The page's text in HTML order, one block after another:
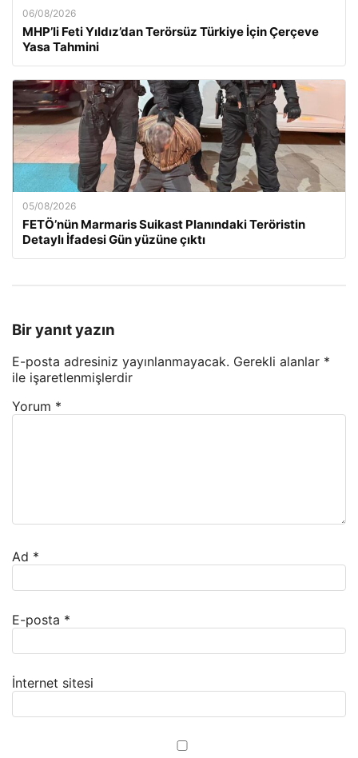
06/08/2026
MHP’li Feti Yıldız’dan Terörsüz Türkiye İçin Çerçeve
Yasa Tahmini
05/08/2026
FETÖ’nün Marmaris Suikast Planındaki Teröristin
Detaylı İfadesi Gün yüzüne çıktı
Bir yanıt yazın
E-posta adresiniz yayınlanmayacak. Gerekli alanlar *
ile işaretlenmişlerdir
Yorum *
Ad *
E-posta *
İnternet sitesi